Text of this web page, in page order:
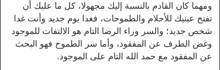
ومهما كان القادم بالنسبة إليك مجهولا، كل ما عليك أن
تفتح عينيك للأحلام والطموحات، فغدا يوم جديد وأنت غدا
شخص جديد؛ والسر وراء الرضا التام هو الالتفات للموجود
وغض الطرف عن المفقود، وأما سر الطموح فهو البحث
عن المفقود مع حمد الله التام على الموجود.